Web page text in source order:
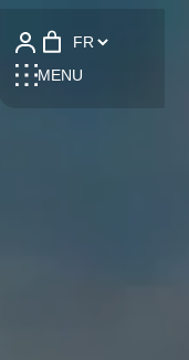
MENU
Language